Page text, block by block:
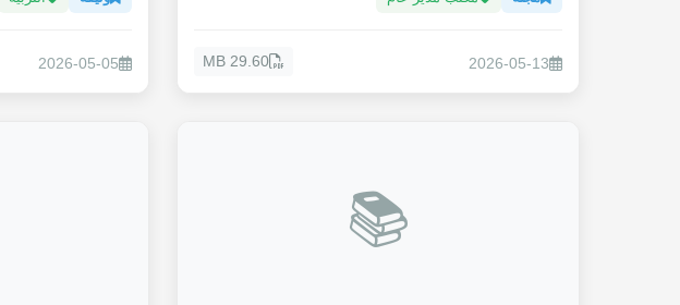
2026-05-13
29.60 MB
2026-05-05
📚